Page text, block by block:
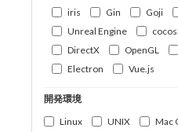
iris
Gin Goji
Unreal Engine
DirectX
OpenGL
Electron
Vue.js
開発環境
Linux
UNIX Mac